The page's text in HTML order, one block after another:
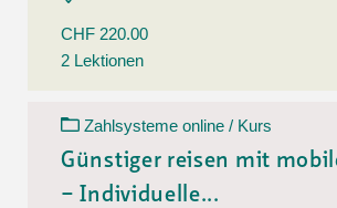
CHF 220.00
2 Lektionen
Zahlsysteme online / Kurs
Günstiger reisen mit
– Individuelle...